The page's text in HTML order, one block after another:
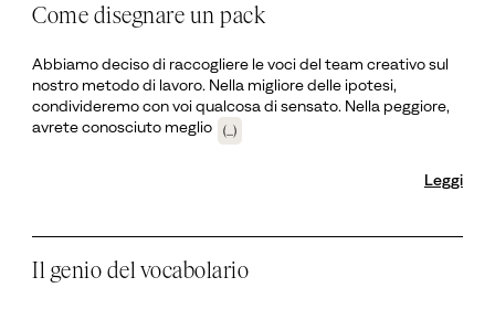
Come disegnare un pack
Abbiamo deciso di raccogliere le voci del team creativo sul
nostro metodo di lavoro. Nella migliore delle ipotesi,
condivideremo con voi qualcosa di sensato. Nella peggiore,
avrete conosciuto meglio
(...)
Leggi
Il genio del vocabolario